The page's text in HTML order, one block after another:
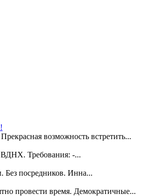
возможность встретить...
ВДНХ. Требования: -...
Без посредников. Инна...
провести время. Демократичные...